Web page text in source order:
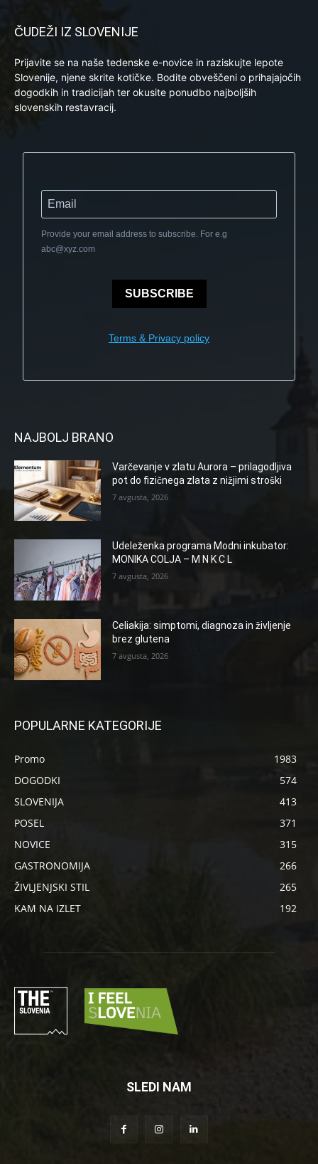
ČUDEŽI IZ SLOVENIJE
Prijavite se na naše tedenske e-novice in raziskujte lepote
Slovenije, njene skrite kotičke. Bodite obveščeni o prihajajočih
dogodkih in tradicijah ter okusite ponudbo najboljših
slovenskih restavracij.
Provide your email address to subscribe. For e.g
abc@xyz.com
SUBSCRIBE
Terms & Privacy policy
NAJBOLJ BRANO
Varčevanje v zlatu Aurora – prilagodljiva
pot do fizičnega zlata z nižjimi stroški
7 avgusta, 2026
Udeleženka programa Modni inkubator:
MONIKA COLJA – M N K C L
7 avgusta, 2026
Celiakija: simptomi, diagnoza in življenje
brez glutena
7 avgusta, 2026
POPULARNE KATEGORIJE
Promo
1983
DOGODKI
574
SLOVENIJA
413
POSEL
371
NOVICE
315
GASTRONOMIJA
266
ŽIVLJENJSKI STIL
265
KAM NA IZLET
192
SLEDI NAM